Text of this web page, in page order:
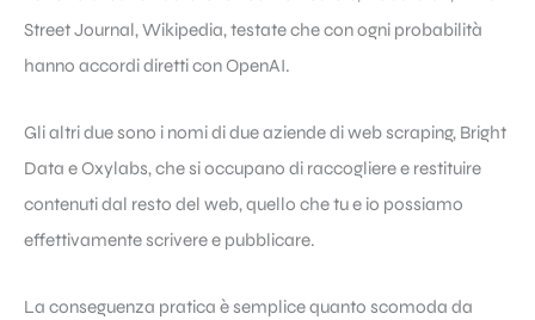
Street Journal, Wikipedia, testate che con ogni probabilità
hanno accordi diretti con OpenAI.
Gli altri due sono i nomi di due aziende di web scraping, Bright
Data e Oxylabs, che si occupano di raccogliere e restituire
contenuti dal resto del web, quello che tu e io possiamo
effettivamente scrivere e pubblicare.
La conseguenza pratica è semplice quanto scomoda da